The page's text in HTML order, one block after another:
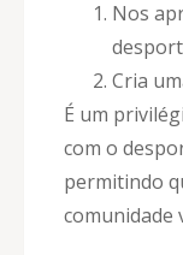
Nos
Cria
É um
com o
permitindo
comunidade